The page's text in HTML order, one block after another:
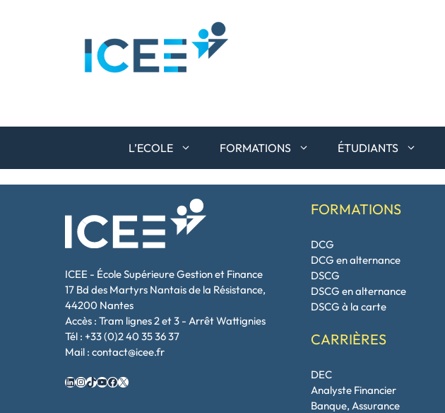
L’ECOLE FORMATIONS ÉTUDIANTS
ICEE - École Supérieure Gestion et Finance
17 Bd des Martyrs Nantais de la Résistance,
44200 Nantes
Accès : Tram lignes 2 et 3 - Arrêt Wattignies
Tél : +33 (0)2 40 35 36 37
Mail : contact@icee.fr
LinkedIn
Instagram
TikTok
YouTube
Facebook
X
FORMATIONS
DCG
DCG en alternance
DSCG
DSCG en alternance
DSCG à la carte
CARRIÈRES
DEC
Analyste Financier
Banque, Assurance